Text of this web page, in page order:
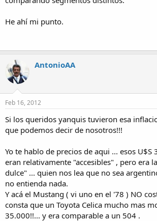
He ahí mi punto.
AntonioAA
Feb 16, 2012
Si los queridos yanquis tuvieron esa
que podemos decir de nosotros!!!
Yo te hablo de precios de aqui ... esos U$S
eran relativamente "accesibles" , pero era
dulce" ... quien nos lea que no sea
no entienda nada.
Y acá el Mustang ( vi uno en el '78 ) NO
consta que un Toyota Celica mucho mas
35.000!!... y era comparable a un 504 .